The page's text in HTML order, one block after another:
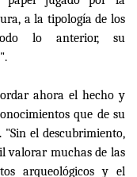
a la tipología de los
lo anterior, su
ahora el hecho y
que de su
el descubrimiento,
valorar muchas de las
arqueológicos y el